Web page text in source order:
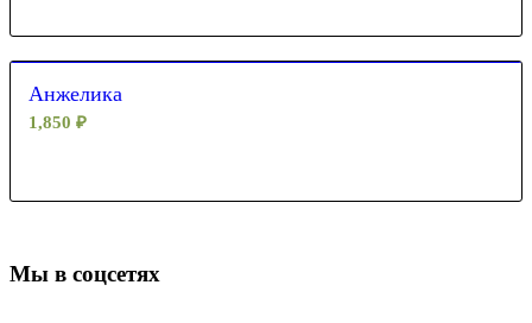
Анжелика
1,850 ₽
Мы в соцсетях